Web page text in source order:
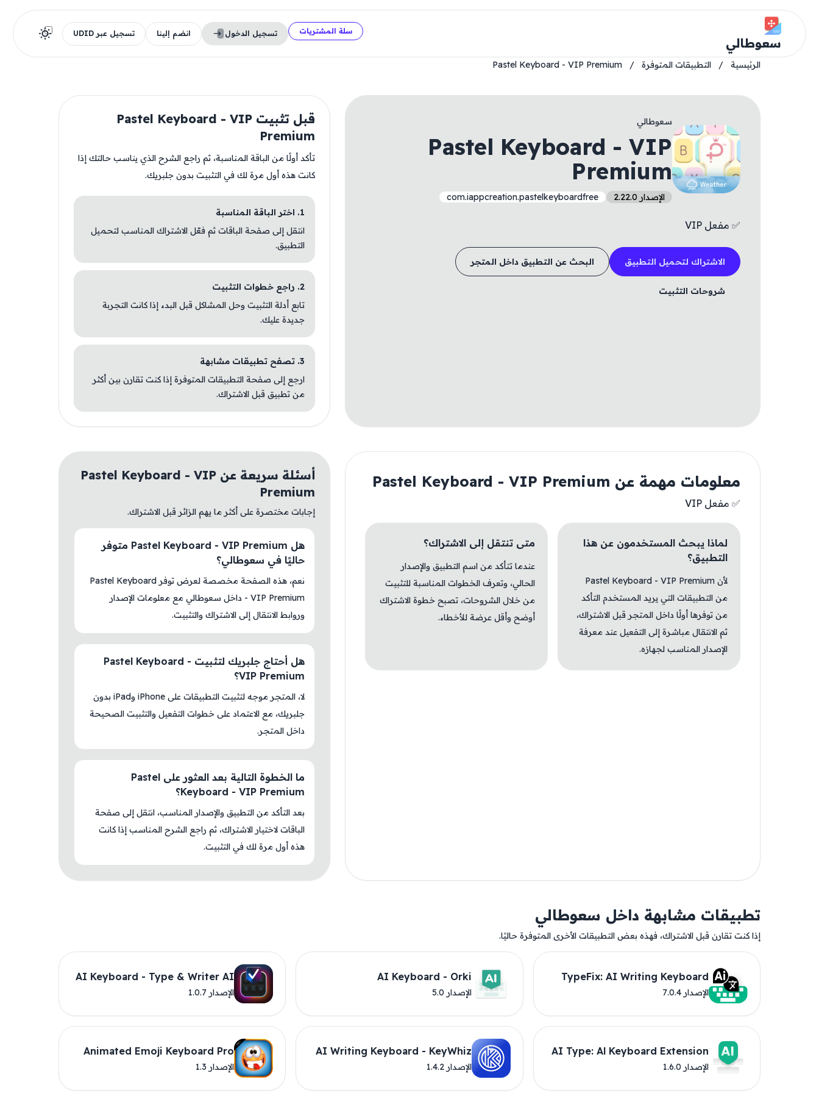
سعوطالي
سلة المشتريات تسجيل الدخول انضم إلينا تسجيل عبر UDID
الرئيسية / التطبيقات المتوفرة /
Pastel Keyboard - VIP Premium
سعوطالي
Pastel Keyboard - VIP
Premium
الإصدار 2.22.0 com.iappcreation.pastelkeyboardfree
✅ مفعل VIP
الاشتراك لتحميل التطبيق البحث عن التطبيق داخل المتجر
شروحات التثبيت
قبل تثبيت Pastel Keyboard - VIP
Premium
تأكد أولًا من الباقة المناسبة، ثم راجع الشرح الذي يناسب حالتك إذا
كانت هذه أول مرة لك في التثبيت بدون جلبريك.
1. اختر الباقة المناسبة
انتقل إلى صفحة الباقات ثم فعّل الاشتراك المناسب لتحميل
التطبيق.
2. راجع خطوات التثبيت
تابع أدلة التثبيت وحل المشاكل قبل البدء إذا كانت التجربة
جديدة عليك.
3. تصفح تطبيقات مشابهة
ارجع إلى صفحة التطبيقات المتوفرة إذا كنت تقارن بين أكثر
من تطبيق قبل الاشتراك.
معلومات مهمة عن Pastel Keyboard - VIP Premium
✅ مفعل VIP
لماذا يبحث المستخدمون عن هذا
التطبيق؟
لأن Pastel Keyboard - VIP Premium
من التطبيقات التي يريد المستخدم التأكد
من توفرها أولًا داخل المتجر قبل الاشتراك،
ثم الانتقال مباشرة إلى التفعيل عند معرفة
الإصدار المناسب لجهازه.
متى تنتقل إلى الاشتراك؟
عندما تتأكد من اسم التطبيق والإصدار
الحالي، وتعرف الخطوات المناسبة للتثبيت
من خلال الشروحات، تصبح خطوة الاشتراك
أوضح وأقل عرضة للأخطاء.
أسئلة سريعة عن Pastel Keyboard - VIP
Premium
إجابات مختصرة على أكثر ما يهم الزائر قبل الاشتراك.
هل Pastel Keyboard - VIP Premium متوفر
حاليًا في سعوطالي؟
نعم، هذه الصفحة مخصصة لعرض توفر Pastel Keyboard
- VIP Premium داخل سعوطالي مع معلومات الإصدار
وروابط الانتقال إلى الاشتراك والتثبيت.
هل أحتاج جلبريك لتثبيت Pastel Keyboard -
VIP Premium؟
لا، المتجر موجه لتثبيت التطبيقات على iPhone وiPad بدون
جلبريك، مع الاعتماد على خطوات التفعيل والتثبيت الصحيحة
داخل المتجر.
ما الخطوة التالية بعد العثور على Pastel
Keyboard - VIP Premium؟
بعد التأكد من التطبيق والإصدار المناسب، انتقل إلى صفحة
الباقات لاختيار الاشتراك، ثم راجع الشرح المناسب إذا كانت
هذه أول مرة لك في التثبيت.
تطبيقات مشابهة داخل سعوطالي
إذا كنت تقارن قبل الاشتراك، فهذه بعض التطبيقات الأخرى المتوفرة حاليًا.
TypeFix: AI Writing Keyboard
الإصدار 7.0.4
AI Keyboard - Orki
الإصدار 5.0
AI Keyboard - Type & Writer AI
الإصدار 1.0.7
AI Type: Al Keyboard Extension
الإصدار 1.6.0
AI Writing Keyboard - KeyWhiz
الإصدار 1.4.2
Animated Emoji Keyboard Pro
الإصدار 1.3